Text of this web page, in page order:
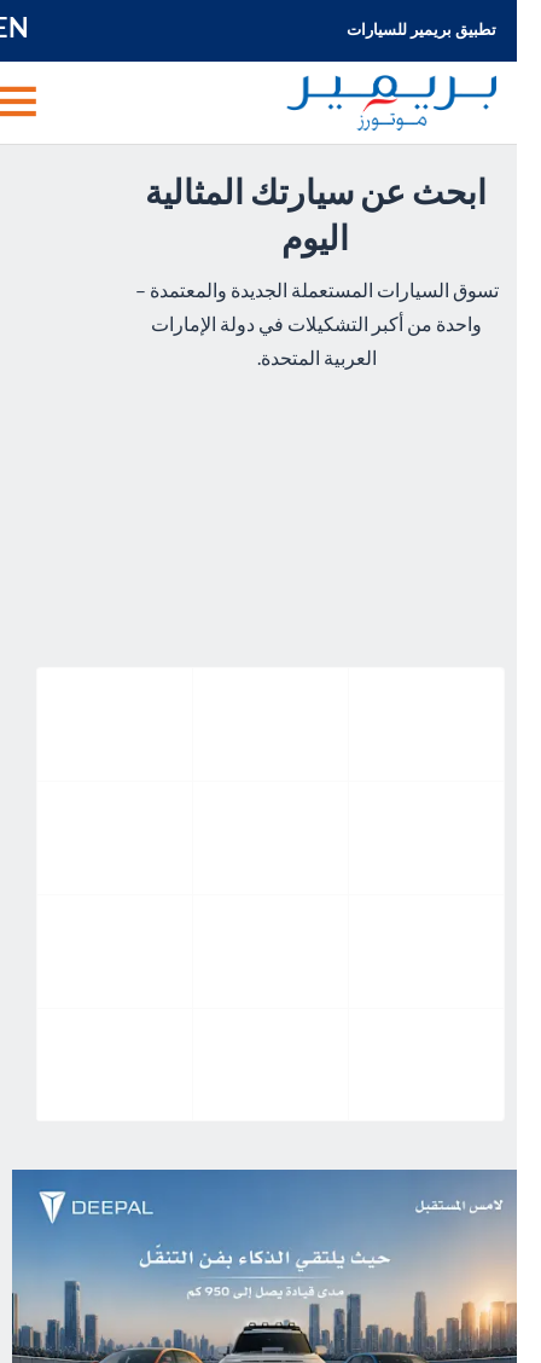
EN تطبيق بريمير للسيارات
ابحث عن سيارتك المثالية
اليوم
تسوق السيارات المستعملة الجديدة والمعتمدة –
واحدة من أكبر التشكيلات في دولة الإمارات
العربية المتحدة.